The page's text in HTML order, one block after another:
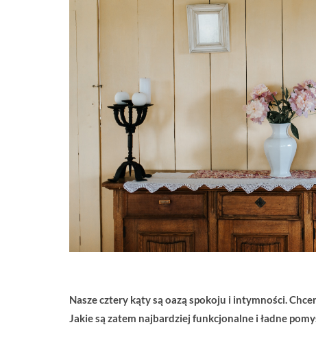
Nasze cztery kąty są oazą spokoju i intymności.
Jakie są zatem najbardziej funkcjonalne i ładne